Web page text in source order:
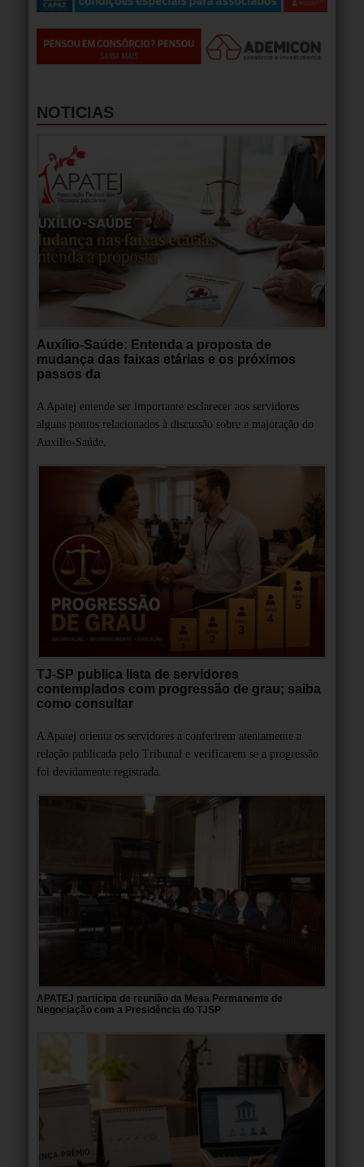
NOTICIAS
Auxílio-Saúde: Entenda a proposta de
mudança das faixas etárias e os próximos
passos da
A Apatej entende ser importante esclarecer aos servidores
alguns pontos relacionados à discussão sobre a majoração do
Auxílio-Saúde.
TJ-SP publica lista de servidores
contemplados com progressão de grau; saiba
como consultar
A Apatej orienta os servidores a conferirem atentamente a
relação publicada pelo Tribunal e verificarem se a progressão
foi devidamente registrada.
APATEJ participa de reunião da Mesa Permanente de
Negociação com a Presidência do TJSP